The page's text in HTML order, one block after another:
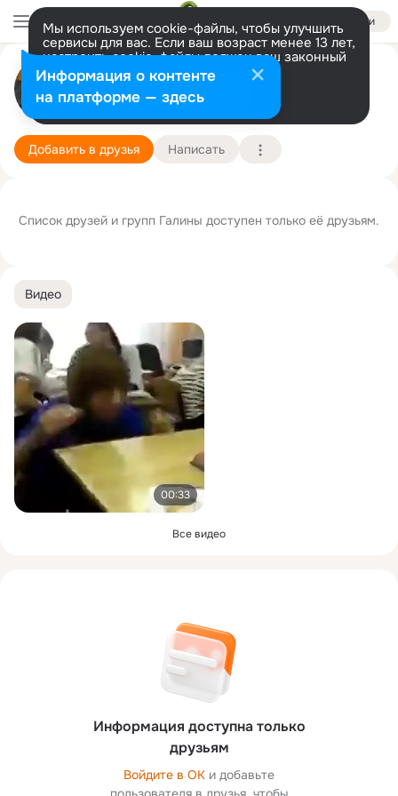
Войти
Мы используем cookie-файлы, чтобы улучшить
сервисы для вас. Если ваш возраст менее 13 лет,
настроить cookie-файлы должен ваш законный
представитель. Больше информации
Разрешить все Настроить
Галина Автоношкина
Москва 22 августа Подробнее
Добавить в друзья Написать
Видео
00:33
Все видео
Информация доступна только
друзьям
Войдите в ОК и добавьте
Список друзей и групп Галины доступен только её друзьям.
Информация о контенте
на платформе — здесь